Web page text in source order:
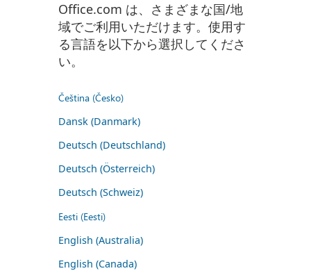
Office.com は、さまざまな国/地
域でご利用いただけます。使用す
る言語を以下から選択してくださ
い。
Čeština (Česko)
Dansk (Danmark)
Deutsch (Deutschland)
Deutsch (Österreich)
Deutsch (Schweiz)
Eesti (Eesti)
English (Australia)
English (Canada)